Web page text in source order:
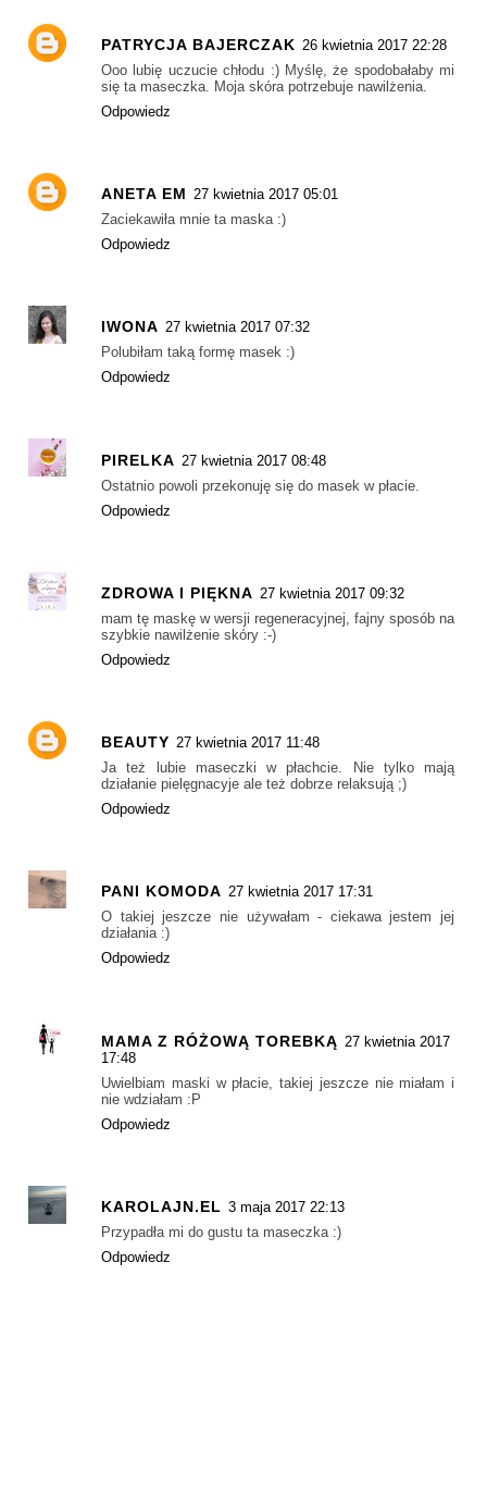
PATRYCJA BAJERCZAK 26 kwietnia 2017 22:28
Ooo lubię uczucie chłodu :) Myślę, że spodobałaby mi
się ta maseczka. Moja skóra potrzebuje nawilżenia.
Odpowiedz
ANETA EM 27 kwietnia 2017 05:01
Zaciekawiła mnie ta maska :)
Odpowiedz
IWONA 27 kwietnia 2017 07:32
Polubiłam taką formę masek :)
Odpowiedz
PIRELKA 27 kwietnia 2017 08:48
Ostatnio powoli przekonuję się do masek w płacie.
Odpowiedz
ZDROWA I PIĘKNA 27 kwietnia 2017 09:32
mam tę maskę w wersji regeneracyjnej, fajny sposób na
szybkie nawilżenie skóry :-)
Odpowiedz
BEAUTY 27 kwietnia 2017 11:48
Ja też lubie maseczki w płachcie. Nie tylko mają
działanie pielęgnacyje ale też dobrze relaksują ;)
Odpowiedz
PANI KOMODA 27 kwietnia 2017 17:31
O takiej jeszcze nie używałam - ciekawa jestem jej
działania :)
Odpowiedz
MAMA Z RÓŻOWĄ TOREBKĄ 27 kwietnia 2017
17:48
Uwielbiam maski w płacie, takiej jeszcze nie miałam i
nie wdziałam :P
Odpowiedz
KAROLAJN.EL 3 maja 2017 22:13
Przypadła mi do gustu ta maseczka :)
Odpowiedz